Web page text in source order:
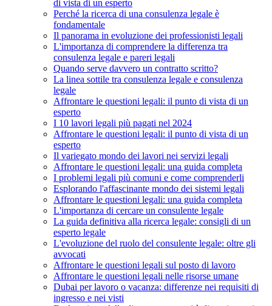
di vista di un esperto
Perché la ricerca di una consulenza legale è
fondamentale
Il panorama in evoluzione dei professionisti legali
L'importanza di comprendere la differenza tra
consulenza legale e pareri legali
Quando serve davvero un contratto scritto?
La linea sottile tra consulenza legale e consulenza
legale
Affrontare le questioni legali: il punto di vista di un
esperto
I 10 lavori legali più pagati nel 2024
Affrontare le questioni legali: il punto di vista di un
esperto
Il variegato mondo dei lavori nei servizi legali
Affrontare le questioni legali: una guida completa
I problemi legali più comuni e come comprenderli
Esplorando l'affascinante mondo dei sistemi legali
Affrontare le questioni legali: una guida completa
L'importanza di cercare un consulente legale
La guida definitiva alla ricerca legale: consigli di un
esperto legale
L'evoluzione del ruolo del consulente legale: oltre gli
avvocati
Affrontare le questioni legali sul posto di lavoro
Affrontare le questioni legali nelle risorse umane
Dubai per lavoro o vacanza: differenze nei requisiti di
ingresso e nei visti